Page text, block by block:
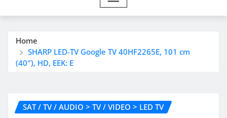
Home
SHARP LED-TV Google TV 40HF2265E, 101 cm
(40″), HD, EEK: E
SAT / TV / AUDIO > TV / VIDEO > LED TV